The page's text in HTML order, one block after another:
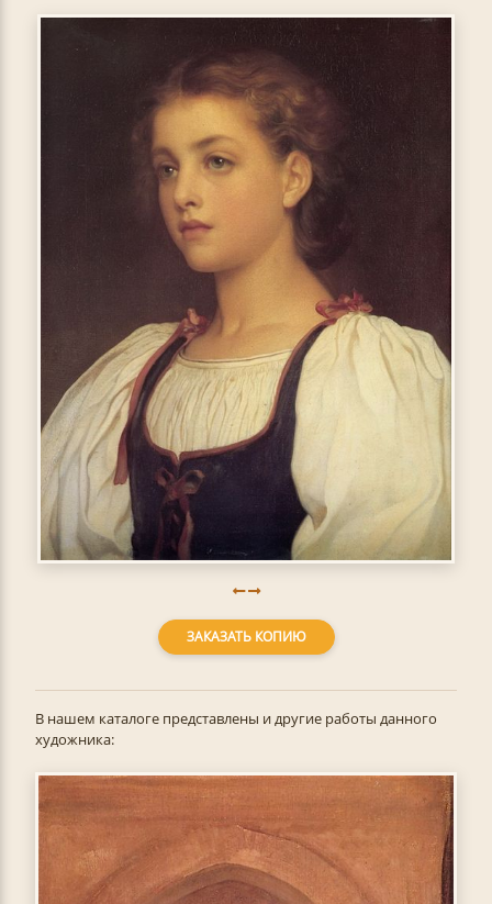
ЗАКАЗАТЬ КОПИЮ
В нашем каталоге представлены и другие работы данного
художника: